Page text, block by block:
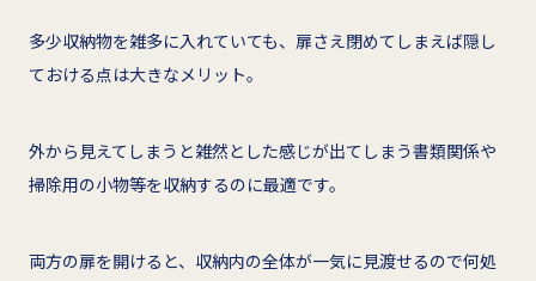
多少収納物を雑多に入れていても、扉さえ閉めてしまえば隠し
ておける点は大きなメリット。
外から見えてしまうと雑然とした感じが出てしまう書類関係や
掃除用の小物等を収納するのに最適です。
両方の扉を開けると、収納内の全体が一気に見渡せるので何処